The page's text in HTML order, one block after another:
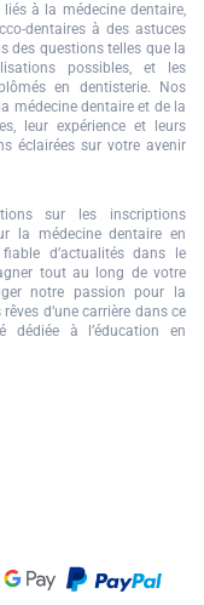
à la médecine dentaire,
dentaires à des astuces
des questions telles que la
possibles, et les
en dentisterie. Nos
médecine dentaire et de la
leur expérience et leurs
éclairées sur votre avenir
sur les inscriptions
la médecine dentaire en
d’actualités dans le
tout au long de votre
notre passion pour la
d’une carrière dans ce
dédiée à l’éducation en